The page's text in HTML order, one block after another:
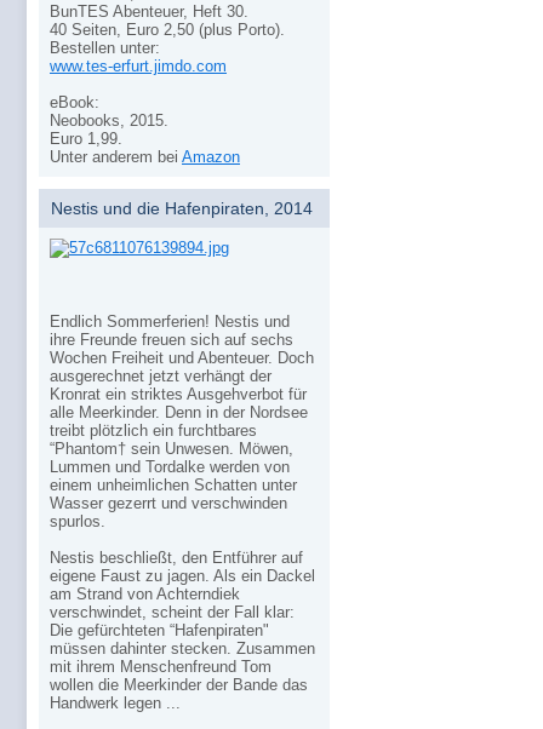
BunTES Abenteuer, Heft 30.
40 Seiten, Euro 2,50 (plus Porto).
Bestellen unter:
www.tes-erfurt.jimdo.com
eBook:
Neobooks, 2015.
Euro 1,99.
Unter anderem bei Amazon
Nestis und die Hafenpiraten, 2014
Endlich Sommerferien! Nestis und
ihre Freunde freuen sich auf sechs
Wochen Freiheit und Abenteuer. Doch
ausgerechnet jetzt verhängt der
Kronrat ein striktes Ausgehverbot für
alle Meerkinder. Denn in der Nordsee
treibt plötzlich ein furchtbares
“Phantom† sein Unwesen. Möwen,
Lummen und Tordalke werden von
einem unheimlichen Schatten unter
Wasser gezerrt und verschwinden
spurlos.
Nestis beschließt, den Entführer auf
eigene Faust zu jagen. Als ein Dackel
am Strand von Achterndiek
verschwindet, scheint der Fall klar:
Die gefürchteten “Hafenpiraten"
müssen dahinter stecken. Zusammen
mit ihrem Menschenfreund Tom
wollen die Meerkinder der Bande das
Handwerk legen ...